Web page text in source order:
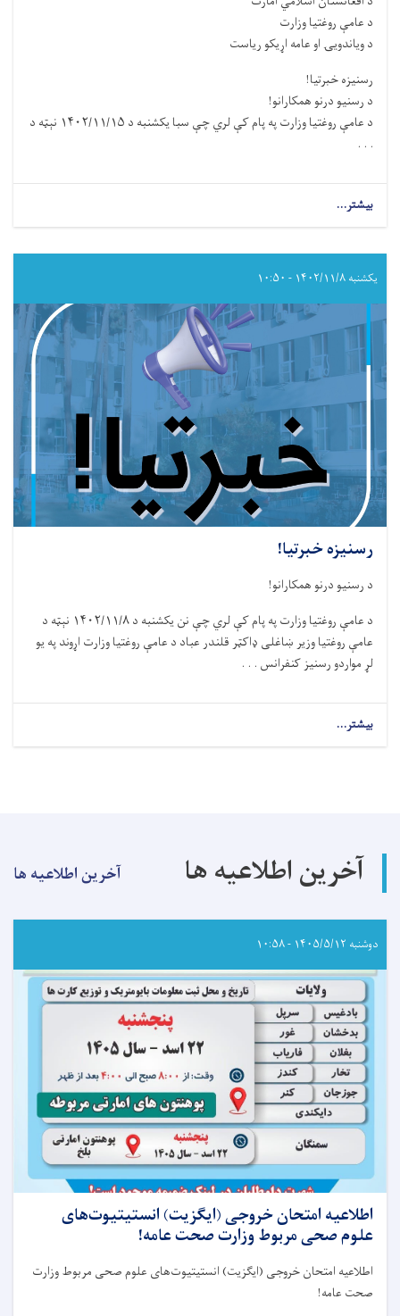
د عامې روغتیا وزارت
د ویاندویۍ او عامه اړیکو ریاست
رسنیزه خبرتیا!
د رسنیو درنو همکارانو!
د عامې روغتیا وزارت په پام کې لري چې سبا یکشنبه د ۱۴۰۲/۱۱/۱۵ نېټه د
. . .
بیشتر...
د
ناروغۍ
نړیواله
یکشنبه ۱۴۰۲/۱۱/۸ - ۱۰:۵۰
رسنیزه خبرتیا!
د رسنیو درنو همکارانو!
د عامې روغتیا وزارت په پام کې لري چې نن يکشنبه د ۱۴۰۲/۱۱/۸ نېټه د
عامې روغتيا وزير ښاغلی ډاکټر قلندر عباد د عامې روغتيا وزارت اړوند په يو
لړ مواردو رسنيز کنفرانس . . .
بیشتر...
رسنیزه
آخرین اطلاعیه ها آخرین اطلاعیه ها
دوشنبه ۱۴۰۵/۵/۱۲ - ۱۰:۵۸
اطلاعیه امتحان خروجی (ایگزیت) انستیتیوت‌های
علوم صحی مربوط وزارت صحت عامه!
اطلاعیه امتحان خروجی (ایگزیت) انستیتیوت‌های علوم صحی مربوط وزارت
صحت عامه!